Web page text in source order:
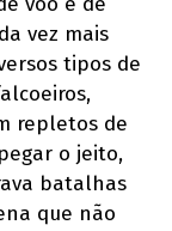
vez mais
tipos de
repletos de
o jeito,
batalhas
que não